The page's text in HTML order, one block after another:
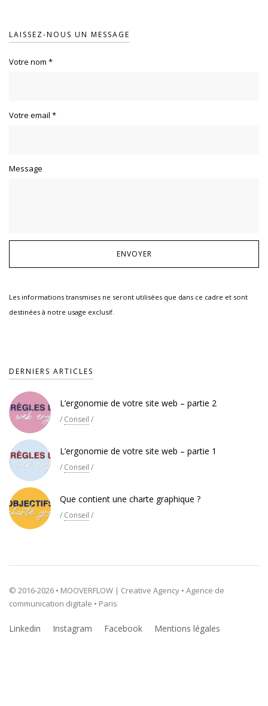
LAISSEZ-NOUS UN MESSAGE
Votre nom *
Votre email *
Message
Les informations transmises ne seront utilisées que dans ce cadre et sont
destinées à notre usage exclusif.
DERNIERS ARTICLES
L’ergonomie de votre site web – partie 2
/ Conseil /
L’ergonomie de votre site web – partie 1
/ Conseil /
Que contient une charte graphique ?
/ Conseil /
© 2016-2026 • MOOVERFLOW | Creative Agency • Agence de
communication digitale • Paris
Linkedin Instagram Facebook Mentions légales